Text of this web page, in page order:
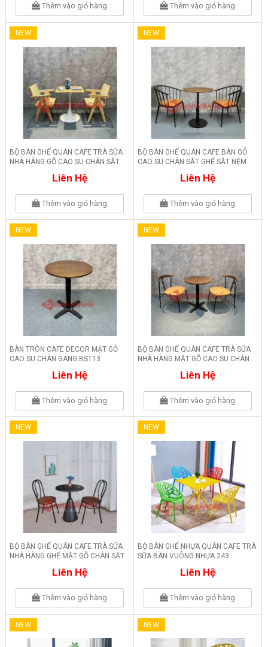
Thêm vào giỏ hàng Thêm vào giỏ hàng
NEW
BỘ BÀN GHẾ QUÁN CAFE TRÀ SỮA
NHÀ HÀNG GỖ CAO SU CHÂN SẮT
Liên Hệ
Thêm vào giỏ hàng
NEW
BỘ BÀN GHẾ QUÁN CAFE BÀN GỖ
CAO SU CHÂN SẮT GHẾ SẮT NỆM
Liên Hệ
Thêm vào giỏ hàng
NEW
BÀN TRÒN CAFE DECOR MẶT GỖ
CAO SU CHÂN GANG BS113
Liên Hệ
Thêm vào giỏ hàng
NEW
BỘ BÀN GHẾ QUÁN CAFE TRÀ SỮA
NHÀ HÀNG MẶT GỖ CAO SU CHÂN
Liên Hệ
Thêm vào giỏ hàng
NEW
BỘ BÀN GHẾ QUÁN CAFE TRÀ SỮA
NHÀ HÀNG GHẾ MẶT GỖ CHÂN SẮT
Liên Hệ
Thêm vào giỏ hàng
NEW
BỘ BÀN GHẾ NHỰA QUÁN CAFE TRÀ
SỮA BÀN VUÔNG NHỰA 243
Liên Hệ
Thêm vào giỏ hàng
NEW NEW